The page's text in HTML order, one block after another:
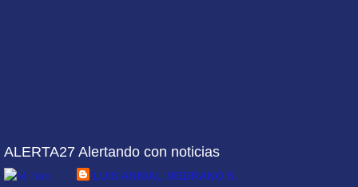
ALERTA27 Alertando con noticias
LUIS ANIBAL MEDRANO S.